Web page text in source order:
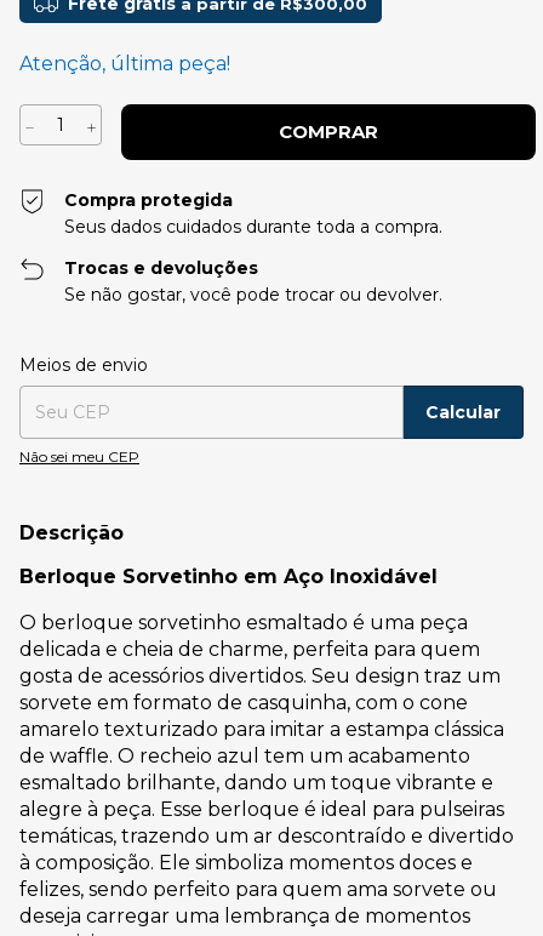
Atenção, última peça!
Compra protegida
Seus dados cuidados durante toda a compra.
Trocas e devoluções
Se não gostar, você pode trocar ou devolver.
Entregas para o CEP:
Meios de envio
Calcular
Não sei meu CEP
Descrição
Berloque Sorvetinho em Aço Inoxidável
O berloque sorvetinho esmaltado é uma peça
delicada e cheia de charme, perfeita para quem
gosta de acessórios divertidos. Seu design traz um
sorvete em formato de casquinha, com o cone
amarelo texturizado para imitar a estampa clássica
de waffle. O recheio azul tem um acabamento
esmaltado brilhante, dando um toque vibrante e
alegre à peça. Esse berloque é ideal para pulseiras
temáticas, trazendo um ar descontraído e divertido
à composição. Ele simboliza momentos doces e
felizes, sendo perfeito para quem ama sorvete ou
deseja carregar uma lembrança de momentos